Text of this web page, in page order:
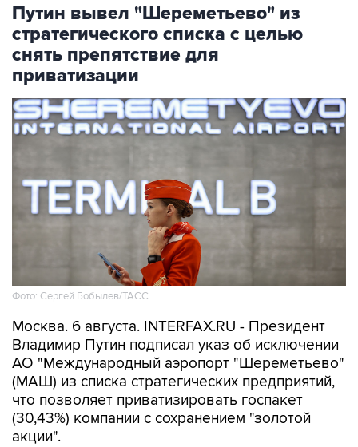
Путин вывел "Шереметьево" из
стратегического списка с целью
снять препятствие для
приватизации
Фото: Сергей Бобылев/ТАСС
Москва. 6 августа. INTERFAX.RU - Президент
Владимир Путин подписал указ об исключении
АО "Международный аэропорт "Шереметьево"
(МАШ) из списка стратегических предприятий,
что позволяет приватизировать госпакет
(30,43%) компании с сохранением "золотой
акции".